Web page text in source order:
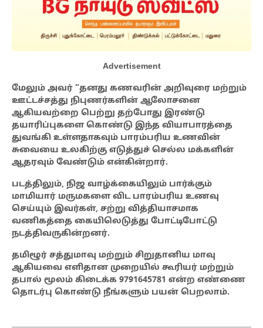
Advertisement
மேலும் அவர் “தனது கணவரின் அறிவுரை மற்றும்
ஊட்டச்சத்து நிபுணர்களின் ஆலோசனை
ஆகியவற்றை பெற்று தற்போது இரண்டு
தயாரிப்புகளை கொண்டு இந்த வியாபாரத்தை
துவங்கி உள்ளதாகவும் பாரம்பரிய உணவின்
சுவையை உலகிற்கு எடுத்துச் செல்ல மக்களின்
ஆதரவும் வேண்டும் என்கின்றார்.
படத்திலும், நிஜ வாழ்க்கையிலும் பார்க்கும்
மாமியார் மருமகளை விட பாரம்பரிய உணவு
செய்யும் இவர்கள், சற்று வித்தியாசமாக
வணிகத்தை கையிலெடுத்து போட்டிபோட்டு
நடத்திவருகின்றனர்.
தமிழூர் சத்துமாவு மற்றும் சிறுதானிய மாவு
ஆகியவை எளிதான முறையில் கூரியர் மற்றும்
தபால் மூலம் கிடைக்க 9791645781 என்ற எண்ணை
தொடர்பு கொண்டு நீங்களும் பயன் பெறலாம்.